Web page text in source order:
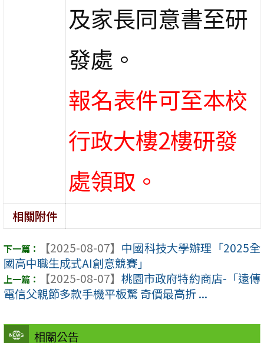
相關公告
及家長同意書至研
發處。
報名表件可至本校
行政大樓2樓研發
處領取。
相關附件
【2025-08-07】 中國科技大學辦理「2025全
國高中職生成式AI創意競賽」
【2025-08-07】 桃園市政府特約商店-「遠傳
電信父親節多款手機平板驚 奇價最高折 ...